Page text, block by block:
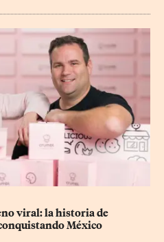
viral: la historia de
México